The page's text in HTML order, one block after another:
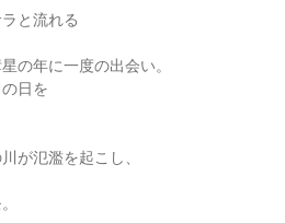
と流れる
の年に一度の出会い。
日を
が氾濫を起こし、